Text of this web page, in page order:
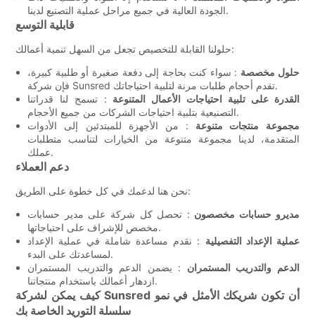
الجودة العالية في جميع مراحل عملية التصنيع لدينا.
قابلية التوسع
حلولنا القابلة للتخصيص تجعل من السهل تنمية أعمالك:
حلول مخصصة : سواء كنت بحاجة إلى دفعة صغيرة أو طلبية كبيرة،
فإن شركة Sunsred تقدم أحجام طلبات مرنة لتلبية احتياجاتك.
القدرة على تلبية احتياجات الأعمال المتنوعة : تسمح لنا قدراتنا
التصنيعية بتلبية احتياجات الشركات من جميع الأحجام.
مجموعة منتجات متنوعة : من الأجهزة للمبتدئين إلى الأدوات
المتقدمة، لدينا مجموعة متنوعة من الخيارات لتناسب متطلبات
عملك.
دعم العملاء
نحن هنا لدعمك في كل خطوة على الطريق:
مديرو حسابات مخصصون : تحصل كل شركة على مدير حسابات
مخصص للإشراف على احتياجاتها.
عملية الإعداد التفصيلية : نقدم مساعدة شاملة في عملية الإعداد
لمساعدتك على البدء.
الدعم والتدريب المستمران : يضمن الدعم والتدريب المستمران
ازدهار أعمالك باستخدام منتجاتنا.
كيف يمكن لشركة Sunsred أن تكون شريكك الأمثل في نمو
سلسلة التوريد الخاصة بك